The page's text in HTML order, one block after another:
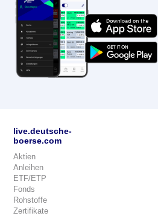
live.deutsche-
boerse.com
Aktien
Anleihen
ETF/ETP
Fonds
Rohstoffe
Zertifikate